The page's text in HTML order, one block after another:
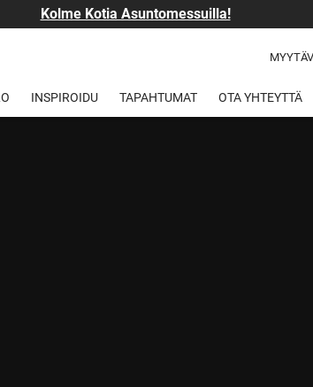
Kolme Kotia Asuntomessuilla!
INSPIROIDU TAPAHTUMAT OTA YHTEYTTÄ